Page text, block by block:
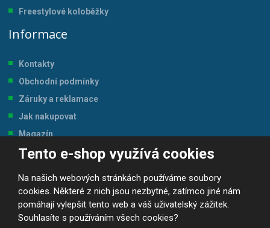
Tento e-shop využívá cookies
Na našich webových stránkách používáme soubory
cookies. Některé z nich jsou nezbytné, zatímco jiné nám
pomáhají vylepšit tento web a váš uživatelský zážitek.
Souhlasíte s používáním všech cookies?
Freestylové koloběžky
Informace
Kontakty
Obchodní podmínky
Záruky a reklamace
Jak nakupovat
Magazín
Tabulka velikostí
© 2026, JP-SPORT.CZ SPORTOVNÍ POTŘEBY